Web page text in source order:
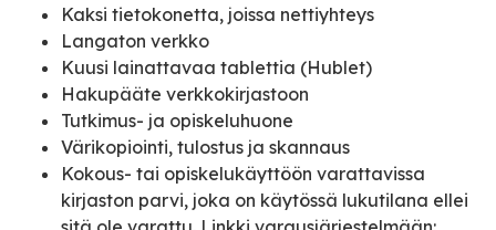
Kaksi tietokonetta, joissa nettiyhteys
Langaton verkko
Kuusi lainattavaa tablettia (Hublet)
Hakupääte verkkokirjastoon
Tutkimus- ja opiskeluhuone
Värikopiointi, tulostus ja skannaus
Kokous- tai opiskelukäyttöön varattavissa
kirjaston parvi, joka on käytössä lukutilana ellei